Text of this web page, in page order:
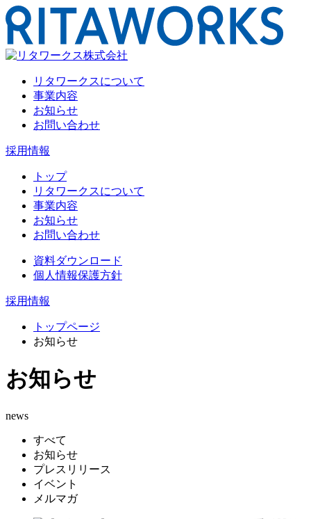
リタワークスについて
事業内容
お知らせ
お問い合わせ
採用情報
トップ
リタワークスについて
事業内容
お知らせ
お問い合わせ
資料ダウンロード
個人情報保護方針
採用情報
トップページ
お知らせ
お知らせ
news
すべて
お知らせ
プレスリリース
イベント
メルマガ